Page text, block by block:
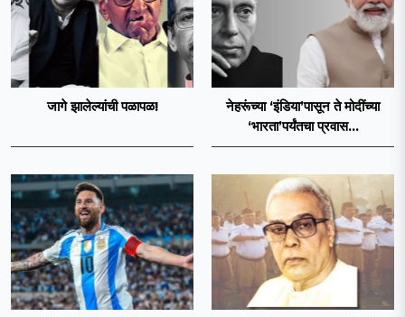
जागे झालेल्यांची पळापळ!
नेहरूंच्या ‘इंडिया’पासून ते मोदींच्या
‘भारता’पर्यंतचा प्रवास...